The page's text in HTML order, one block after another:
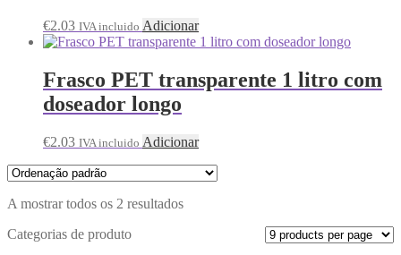
€2.03 IVA incluido Adicionar
Frasco PET transparente 1 litro com
doseador longo
€2.03 IVA incluido Adicionar
A mostrar todos os 2 resultados
Categorias de produto